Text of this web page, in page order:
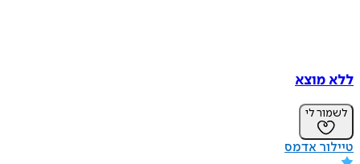
ללא מוצא
לשמור לי
טיילור אדמס